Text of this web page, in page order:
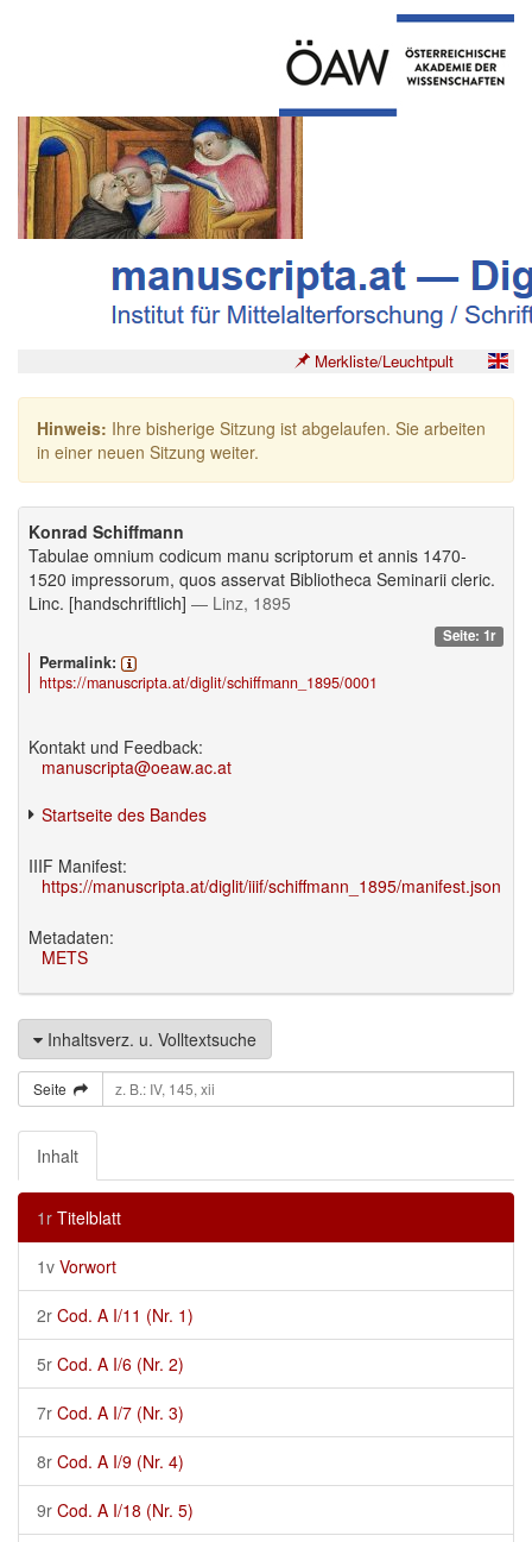
Merkliste/Leuchtpult
Hinweis: Ihre bisherige Sitzung ist abgelaufen. Sie arbeiten
in einer neuen Sitzung weiter.
Konrad Schiffmann
Tabulae omnium codicum manu scriptorum et annis 1470-
1520 impressorum, quos asservat Bibliotheca Seminarii cleric.
Linc. [handschriftlich] — Linz, 1895
Seite: 1r
Permalink:
https://manuscripta.at/diglit/schiffmann_1895/0001
Kontakt und Feedback:
manuscripta@oeaw.ac.at
Startseite des Bandes
IIIF Manifest:
https://manuscripta.at/diglit/iiif/schiffmann_1895/manifest.json
Metadaten:
METS
Inhaltsverz. u. Volltextsuche
Seite
Inhalt
1r Titelblatt
1v Vorwort
2r Cod. A I/11 (Nr. 1)
5r Cod. A I/6 (Nr. 2)
7r Cod. A I/7 (Nr. 3)
8r Cod. A I/9 (Nr. 4)
9r Cod. A I/18 (Nr. 5)